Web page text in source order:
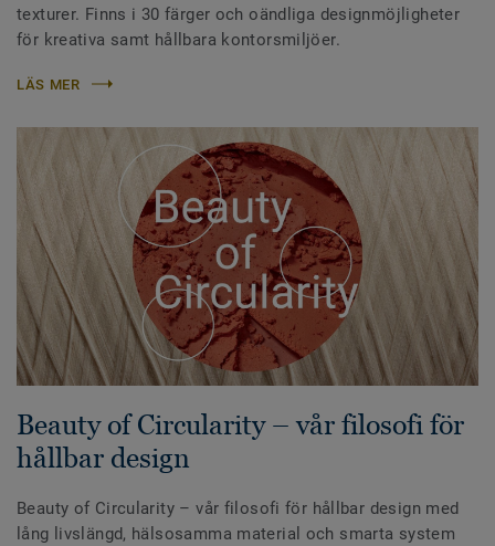
texturer. Finns i 30 färger och oändliga designmöjligheter
för kreativa samt hållbara kontorsmiljöer.
LÄS MER
Beauty of Circularity – vår filosofi för
hållbar design
Beauty of Circularity – vår filosofi för hållbar design med
lång livslängd, hälsosamma material och smarta system